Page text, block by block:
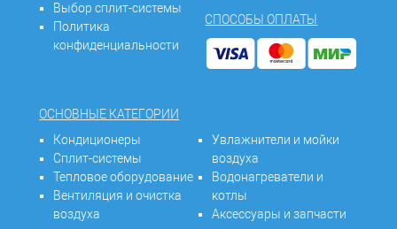
Выбор сплит-системы
Политика
конфиденциальности
СПОСОБЫ ОПЛАТЫ
ОСНОВНЫЕ КАТЕГОРИИ
Кондиционеры
Сплит-системы
Тепловое оборудование
Вентиляция и очистка
воздуха
Увлажнители и мойки
воздуха
Водонагреватели и
котлы
Аксессуары и запчасти